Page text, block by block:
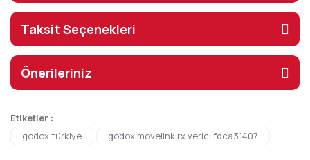
Taksit Seçenekleri
Önerileriniz
Etiketler :
godox türkiye
godox movelink rx verici fdca31407